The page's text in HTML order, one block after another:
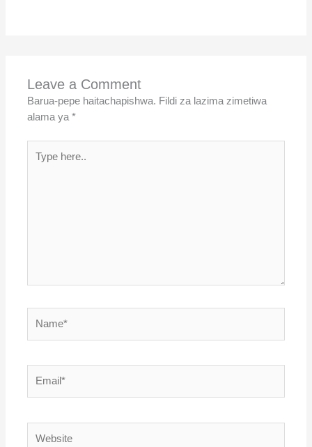
Leave a Comment
Barua-pepe haitachapishwa. Fildi za lazima zimetiwa
alama ya*
here..